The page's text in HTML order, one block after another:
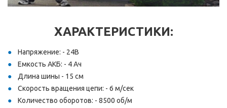
ХАРАКТЕРИСТИКИ:
Напряжение: - 24В
Емкость АКБ: - 4 Ач
Длина шины - 15 см
Скорость вращения цепи: - 6 м/сек
Количество оборотов: - 8500 об/м